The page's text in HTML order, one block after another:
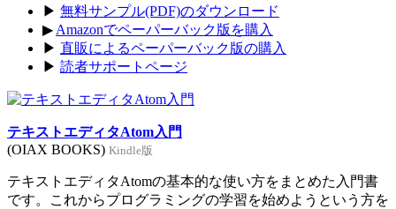
▶ 無料サンプル(PDF)のダウンロード
▶ Amazonでペーパーバック版を購入
▶ 直販によるペーパーバック版の購入
▶ 読者サポートページ
テキストエディタAtom入門
(OIAX BOOKS) Kindle版
テキストエディタAtomの基本的な使い方をまとめた入門書
です。これからプログラミングの学習を始めようという方を